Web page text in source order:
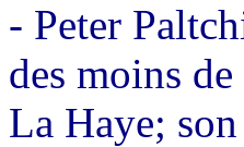
- Peter
des moins
La Haye;